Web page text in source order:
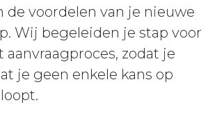
de voordelen van je nieuwe
Wij begeleiden je stap voor
aanvraagproces, zodat je
je geen enkele kans op